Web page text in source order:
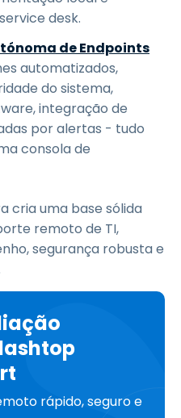
desk.
de Endpoints
automatizados,
do sistema,
integração de
por alertas - tudo
consola de
cria uma base sólida
remoto de TI,
segurança robusta e
rápido, seguro e